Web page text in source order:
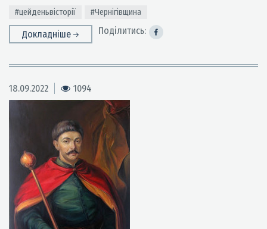
#цейденьвісторії #Чернігівщина
Докладніше Поділитись:
18.09.2022 1094